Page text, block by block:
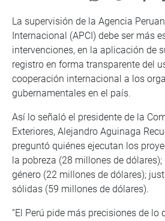
La supervisión de la Agencia
Internacional (APCI) debe ser más
intervenciones, en la aplicación de
registro en forma transparente del
cooperación internacional a los
gubernamentales en el país.
Así lo señaló el presidente de la
Exteriores, Alejandro Aguinaga
preguntó quiénes ejecutan los
la pobreza (28 millones de
género (22 millones de dólares);
sólidas (59 millones de dólares).
“El Perú pide más precisiones de lo